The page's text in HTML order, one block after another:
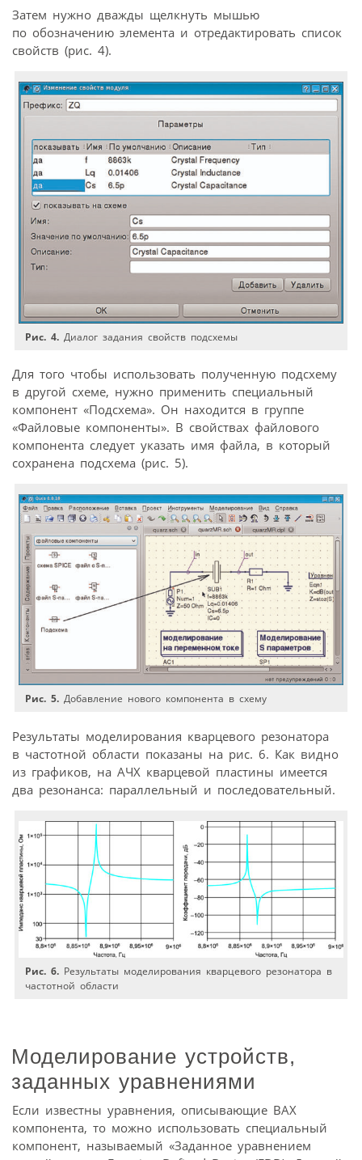
Затем нужно дважды щелкнуть мышью
по обозначению элемента и отредактировать список
свойств (рис. 4).
Рис. 4. Диалог задания свойств подсхемы
Для того чтобы использовать полученную подсхему
в другой схеме, нужно применить специальный
компонент «Подсхема». Он находится в группе
«Файловые компоненты». В свойствах файлового
компонента следует указать имя файла, в который
сохранена подсхема (рис. 5).
Рис. 5. Добавление нового компонента в схему
Результаты моделирования кварцевого резонатора
в частотной области показаны на рис. 6. Как видно
из графиков, на АЧХ кварцевой пластины имеется
два резонанса: параллельный и последовательный.
Рис. 6. Результаты моделирования кварцевого резонатора в
частотной области
Моделирование устройств,
заданных уравнениями
Если известны уравнения, описывающие ВАХ
компонента, то можно использовать специальный
компонент, называемый «Заданное уравнением